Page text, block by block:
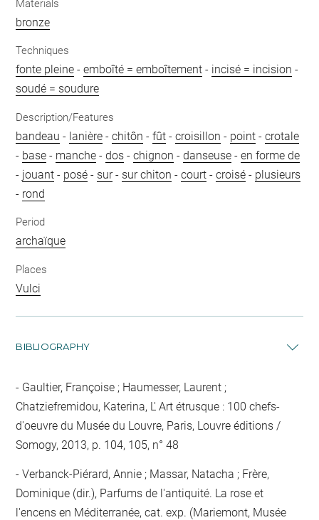
Materials
bronze
Techniques
fonte pleine -emboîté = emboîtement - incisé = incision -
soudé = soudure
Description/Features
bandeau - lanière -chitôn -fût -croisillon - point -crotale
- base - manche -dos -chignon -danseuse -en forme de
- jouant - posé - sur- sur chiton -court -croisé - plusieurs
- rond
Period
archaïque
Places
Vulci
BIBLIOGRAPHY
Gaultier, Françoise ; Haumesser, Laurent ;
Chatziefremidou, Katerina, L' Art étrusque : 100 chefs-
d'oeuvre du Musée du Louvre, Paris, Louvre éditions /
Somogy, 2013, p. 104, 105, n° 48
Verbanck-Piérard, Annie ; Massar, Natacha ; Frère,
Dominique (dir.), Parfums de l'antiquité. La rose et
l'encens en Méditerranée, cat. exp. (Mariemont, Musée